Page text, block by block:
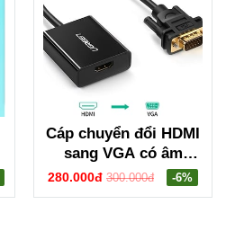
Cáp chuyển đổi HDMI
sang VGA có âm
thanh Ugreen 20694
280.000đ 300.000đ -6%